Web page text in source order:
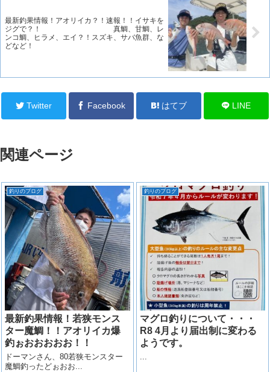
最新釣果情報！アオリイカ？！速報！！イサキを
ジグで？！ 真鯛、甘鯛、レ
ンコ鯛、ヒラメ、エイ？！スズキ、サバ魚群、な
どなど！
Twitter Facebook はてブ LINE
関連ページ
釣りのブログ
最新釣果情報！若狭モンス
ター魔鯛！！アオリイカ爆
釣ぉおおおおお！！
ドーマンさん、80若狭モンスター
魔鯛釣ったどぉおお...
釣りのブログ
マグロ釣りについて・・・
R8 4月より届出制に変わる
ようです。
...